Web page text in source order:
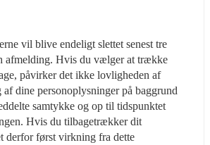
vil blive endeligt slettet senest tre
afmelding. Hvis du vælger at trække
påvirker det ikke lovligheden af
af dine personoplysninger på baggrund
samtykke og op til tidspunktet
Hvis du tilbagetrækker dit
derfor først virkning fra dette